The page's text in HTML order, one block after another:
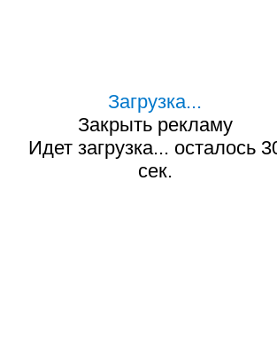
Загрузка...
Закрыть рекламу
Идет загрузка... осталось
сек.